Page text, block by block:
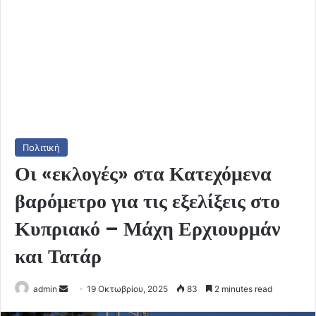
Πολιτική
Οι «εκλογές» στα Κατεχόμενα
βαρόμετρο για τις εξελίξεις στο
Κυπριακό – Μάχη Ερχιουρμάν
και Τατάρ
admin
Send19 Οκτωβρίου, 2025 83 2 minutes read